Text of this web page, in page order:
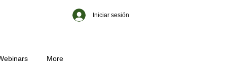
Iniciar sesión
More